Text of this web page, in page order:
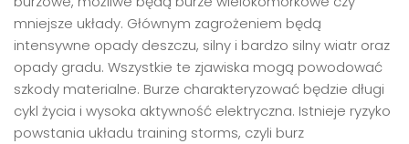
mniejsze układy. Głównym zagrożeniem będą
intensywne opady deszczu, silny i bardzo silny wiatr oraz
opady gradu. Wszystkie te zjawiska mogą powodować
szkody materialne. Burze charakteryzować będzie długi
cykl życia i wysoka aktywność elektryczna. Istnieje ryzyko
powstania układu training storms, czyli burz